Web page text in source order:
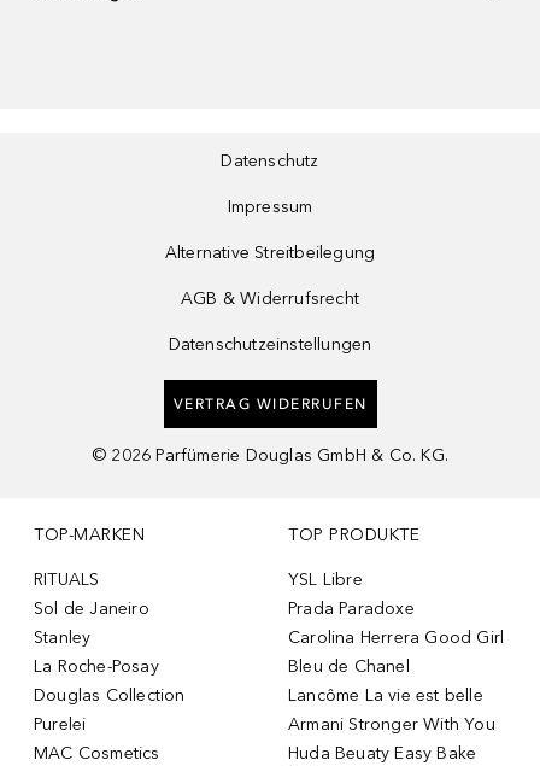
Datenschutz
Impressum
Alternative Streitbeilegung
AGB & Widerrufsrecht
Datenschutzeinstellungen
VERTRAG WIDERRUFEN
© 2026 Parfümerie Douglas GmbH & Co. KG.
TOP-MARKEN
RITUALS
Sol de Janeiro
Stanley
La Roche-Posay
Douglas Collection
Purelei
MAC Cosmetics
TOP PRODUKTE
YSL Libre
Prada Paradoxe
Carolina Herrera Good Girl
Bleu de Chanel
Lancôme La vie est belle
Armani Stronger With You
Huda Beuaty Easy Bake